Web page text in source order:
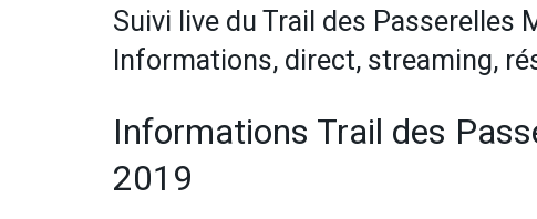
Suivi live du Trail des Passerelles
Informations, direct, streaming,
Informations Trail des
2019